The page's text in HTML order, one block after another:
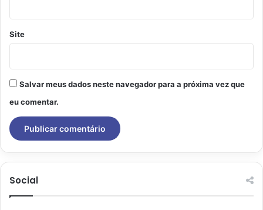
Site
Salvar meus dados neste navegador para a próxima vez que
eu comentar.
Social